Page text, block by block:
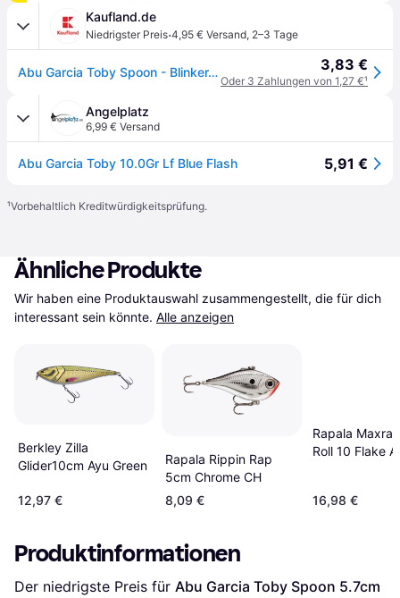
Kaufland.de
Niedrigster Preis·4,95 € Versand, 2–3 Tage
Abu Garcia Toby Spoon - Blinker, Farbe:Blue Flash, Länge / Gewicht / Hakengröße / Lauftiefe:5.7cm / 10g / Gr. 6 / 1m - 3m 3,83 €
Oder 3 Zahlungen von 1,27 €¹
Angelplatz
6,99 € Versand
Abu Garcia Toby 10.0Gr Lf Blue Flash 5,91 €
¹Vorbehaltlich Kreditwürdigkeitsprüfung.
Ähnliche Produkte
Wir haben eine Produktauswahl zusammengestellt, die für dich
interessant sein könnte. Alle anzeigen
Berkley Zilla
Glider10cm Ayu Green
12,97 €
Rapala Rippin Rap
5cm Chrome CH
8,09 €
Rapala
Roll 10 Flake
16,98 €
Produktinformationen
Der niedrigste Preis für Abu Garcia Toby Spoon 5.7cm